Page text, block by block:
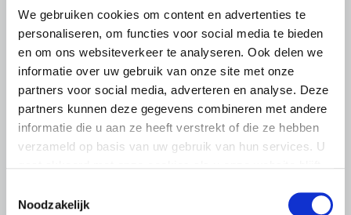
We gebruiken cookies om content en advertenties te
personaliseren, om functies voor social media te bieden
en om ons websiteverkeer te analyseren. Ook delen we
informatie over uw gebruik van onze site met onze
partners voor social media, adverteren en analyse. Deze
partners kunnen deze gegevens combineren met andere
informatie die u aan ze heeft verstrekt of die ze hebben
verzameld op basis van uw gebruik van hun services. U
Noodzakelijk